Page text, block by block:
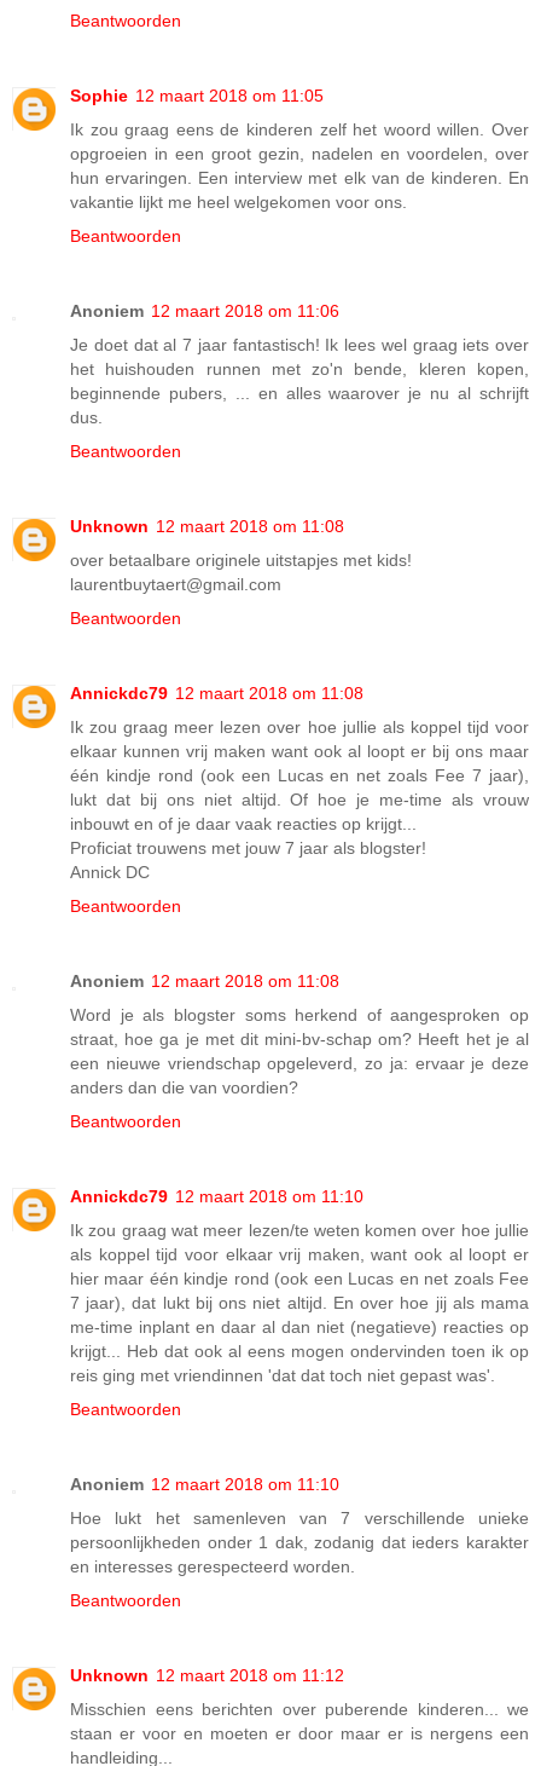
Beantwoorden
Sophie 12 maart 2018 om 11:05
Ik zou graag eens de kinderen zelf het woord willen. Over
opgroeien in een groot gezin, nadelen en voordelen, over
hun ervaringen. Een interview met elk van de kinderen. En
vakantie lijkt me heel welgekomen voor ons.
Beantwoorden
Anoniem 12 maart 2018 om 11:06
Je doet dat al 7 jaar fantastisch! Ik lees wel graag iets over
het huishouden runnen met zo'n bende, kleren kopen,
beginnende pubers, ... en alles waarover je nu al schrijft
dus.
Beantwoorden
Unknown 12 maart 2018 om 11:08
over betaalbare originele uitstapjes met kids!
laurentbuytaert@gmail.com
Beantwoorden
Annickdc79 12 maart 2018 om 11:08
Ik zou graag meer lezen over hoe jullie als koppel tijd voor
elkaar kunnen vrij maken want ook al loopt er bij ons maar
één kindje rond (ook een Lucas en net zoals Fee 7 jaar),
lukt dat bij ons niet altijd. Of hoe je me-time als vrouw
inbouwt en of je daar vaak reacties op krijgt...
Proficiat trouwens met jouw 7 jaar als blogster!
Annick DC
Beantwoorden
Anoniem 12 maart 2018 om 11:08
Word je als blogster soms herkend of aangesproken op
straat, hoe ga je met dit mini-bv-schap om? Heeft het je al
een nieuwe vriendschap opgeleverd, zo ja: ervaar je deze
anders dan die van voordien?
Beantwoorden
Annickdc79 12 maart 2018 om 11:10
Ik zou graag wat meer lezen/te weten komen over hoe jullie
als koppel tijd voor elkaar vrij maken, want ook al loopt er
hier maar één kindje rond (ook een Lucas en net zoals Fee
7 jaar), dat lukt bij ons niet altijd. En over hoe jij als mama
me-time inplant en daar al dan niet (negatieve) reacties op
krijgt... Heb dat ook al eens mogen ondervinden toen ik op
reis ging met vriendinnen 'dat dat toch niet gepast was'.
Beantwoorden
Anoniem 12 maart 2018 om 11:10
Hoe lukt het samenleven van 7 verschillende unieke
persoonlijkheden onder 1 dak, zodanig dat ieders karakter
en interesses gerespecteerd worden.
Beantwoorden
Unknown 12 maart 2018 om 11:12
Misschien eens berichten over puberende kinderen... we
staan er voor en moeten er door maar er is nergens een
handleiding...